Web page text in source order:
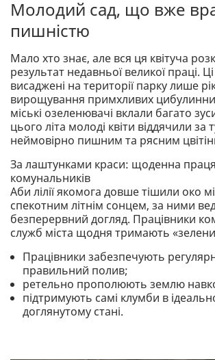
Молодий сад, що вже
пишністю
Мало хто знає, але вся ця квітуча
результат недавньої великої праці. Ці
висаджені на території парку лише
вирощування примхливих
міські озеленювачі вклали багато
цього літа молоді квіти віддячили за
неймовірно пишним та рясним
За лаштунками краси: щоденна праця
комунальників
Аби лілії якомога довше тішили око
спекотним літнім сонцем, за ними
безперервний догляд. Працівники
служб міста щодня тримають
Працівники забезпечують
правильний полив;
ретельно прополюють землю
підтримують самі клумби в
доглянутому стані.